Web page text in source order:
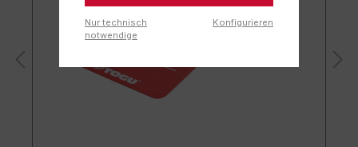
Nur technisch
notwendige
Konfigurieren